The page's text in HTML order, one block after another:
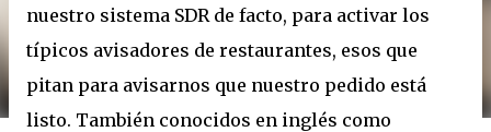
nuestro sistema SDR de facto, para activar los
típicos avisadores de restaurantes, esos que
pitan para avisarnos que nuestro pedido está
listo. También conocidos en inglés como